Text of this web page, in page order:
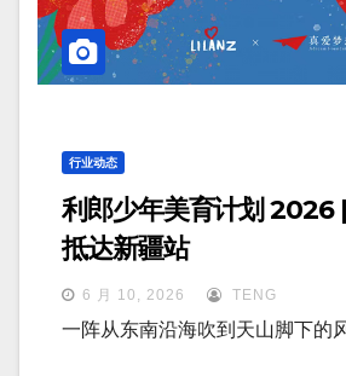
行业动态
利郎少年美育计划 2026 |
抵达新疆站
6 月 10, 2026 TENG
一阵从东南沿海吹到天山脚下的